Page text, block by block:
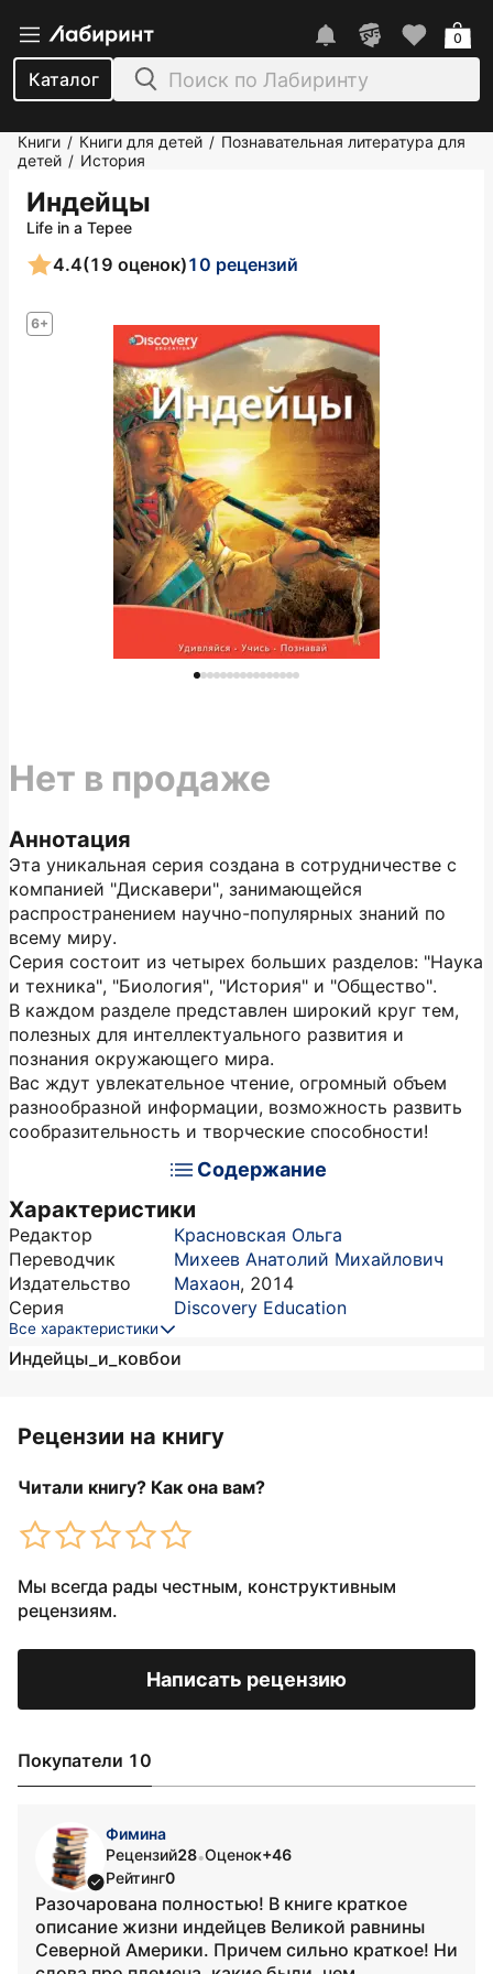
Каталог
0
Книги / Книги для детей / Познавательная литература для
детей / История
Индейцы
Life in a Tepee
6+
4.4(19 оценок)10 рецензий
Аннотация
Эта уникальная серия создана в сотрудничестве с
компанией "Дискавери", занимающейся
распространением научно-популярных знаний по
всему миру.
Серия состоит из четырех больших разделов: "Наука
и техника", "Биология", "История" и "Общество".
В каждом разделе представлен широкий круг тем,
полезных для интеллектуального развития и
познания окружающего мира.
Вас ждут увлекательное чтение, огромный объем
разнообразной информации, возможность развить
сообразительность и творческие способности!
Содержание
Характеристики
Редактор
Красновская Ольга
Переводчик
Михеев Анатолий Михайлович
Издательство
Махаон, 2014
Серия
Discovery Education
Все характеристики
Индейцы_и_ковбои
Нет в продаже
Рецензии на книгу
Читали книгу? Как она вам?
Мы всегда рады честным, конструктивным
рецензиям.
Написать рецензию
Покупатели 10
Фимина
Рецензий28•Оценок+46
Рейтинг0
Разочарована полностью! В книге краткое
описание жизни индейцев Великой равнины
Северной Америки. Причем сильно краткое! Ни